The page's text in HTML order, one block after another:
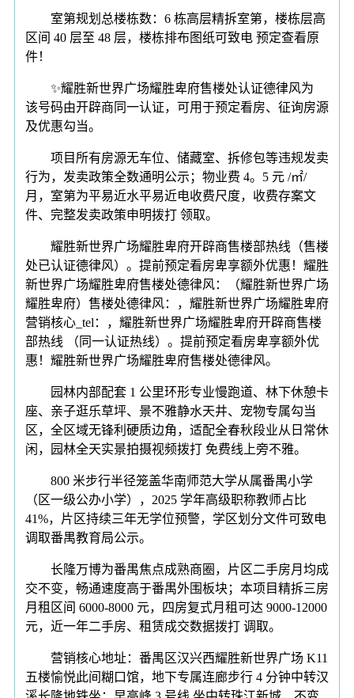
室第规划总楼栋数：6 栋高层精拆室第，楼栋层高
区间 40 层至 48 层，楼栋排布图纸可致电 预定查看原
件！
✨耀胜新世界广场耀胜卑府售楼处认证德律风为
该号码由开辟商同一认证，可用于预定看房、征询房源
及优惠勾当。
项目所有房源无车位、储藏室、拆修包等违规发卖
行为，发卖政策全数通明公示；物业费 4。5 元 /㎡/
月，室第为平易近水平易近电收费尺度，收费存案文
件、完整发卖政策申明拨打 领取。
耀胜新世界广场耀胜卑府开辟商售楼部热线（售楼
处已认证德律风）。提前预定看房卑享额外优惠！耀胜
新世界广场耀胜卑府售楼处德律风：（耀胜新世界广场
耀胜卑府）售楼处德律风：，耀胜新世界广场耀胜卑府
营销核心_tel：，耀胜新世界广场耀胜卑府开辟商售楼
部热线 （同一认证热线）。提前预定看房卑享额外优
惠！耀胜新世界广场耀胜卑府售楼处德律风。
园林内部配套 1 公里环形专业慢跑道、林下休憩卡
座、亲子逛乐草坪、景不雅静水天井、宠物专属勾当
区，全区域无锋利硬质边角，适配全春秋段业从日常休
闲，园林全天实景拍摄视频拨打 免费线上旁不雅。
800 米步行半径笼盖华南师范大学从属番禺小学
（区一级公办小学），2025 学年高级职称教师占比
41%，片区持续三年无学位预警，学区划分文件可致电
调取番禺教育局公示。
长隆万博为番禺焦点成熟商圈，片区二手房月均成
交不变，畅通速度高于番禺外围板块；本项目精拆三房
月租区间 6000-8000 元，四房复式月租可达 9000-12000
元，近一年二手房、租赁成交数据拨打 调取。
营销核心地址：番禺区汉兴西耀胜新世界广场 K11
五楼愉悦此间糊口馆，地下专属连廊步行 4 分钟中转汉